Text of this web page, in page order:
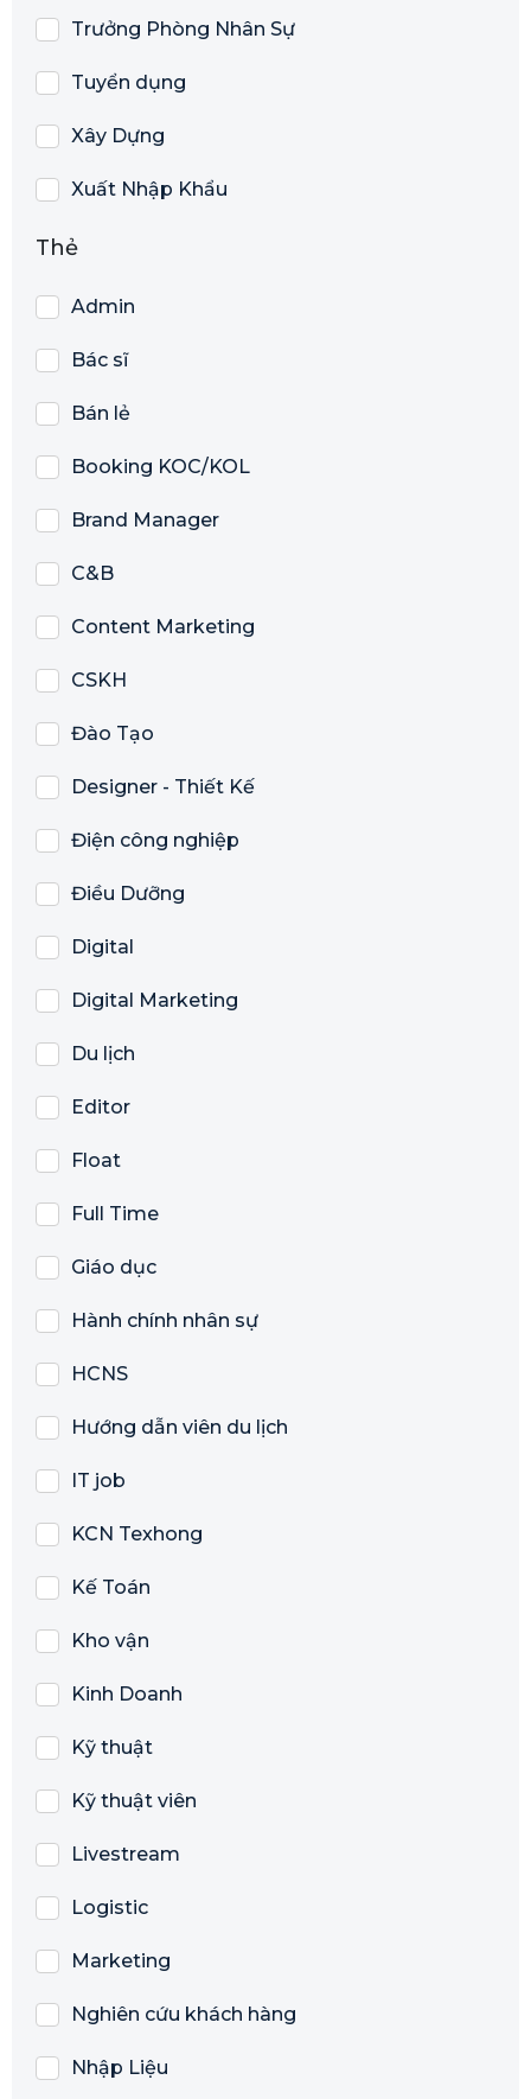
Trưởng Phòng Nhân Sự
Tuyển dụng
Xây Dựng
Xuất Nhập Khẩu
Thẻ
Admin
Bác sĩ
Bán lẻ
Booking KOC/KOL
Brand Manager
C&B
Content Marketing
CSKH
Đào Tạo
Designer - Thiết Kế
Điện công nghiệp
Điều Dưỡng
Digital
Digital Marketing
Du lịch
Editor
Float
Full Time
Giáo dục
Hành chính nhân sự
HCNS
Hướng dẫn viên du lịch
IT job
KCN Texhong
Kế Toán
Kho vận
Kinh Doanh
Kỹ thuật
Kỹ thuật viên
Livestream
Logistic
Marketing
Nghiên cứu khách hàng
Nhập Liệu